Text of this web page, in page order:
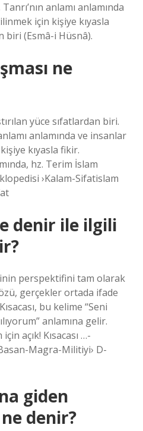
anlamı anlamında
için kişiye kıyasla
biri (Esmâ-i Hüsnâ).
ne
yüce sıfatlardan biri.
anlamında ve insanlar
kıyasla fikir.
hz. Terim İslam
›Kalam-Sifatislam
denir ile ilgili
perspektifini tam olarak
gerçekler ortada ifade
bu kelime “Seni
anlamına gelir.
açık! Kısacası …-
Magra-Militiyi› D-
giden
denir?